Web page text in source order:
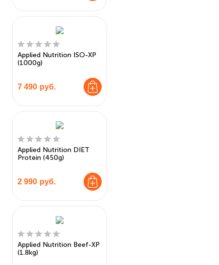
Applied Nutrition ISO-XP
(1000g)
7 490 руб.
Applied Nutrition DIET
Protein (450g)
2 990 руб.
Applied Nutrition Beef-XP
(1.8kg)